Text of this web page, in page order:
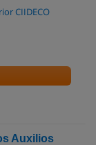
CIIDECO
Auxilios